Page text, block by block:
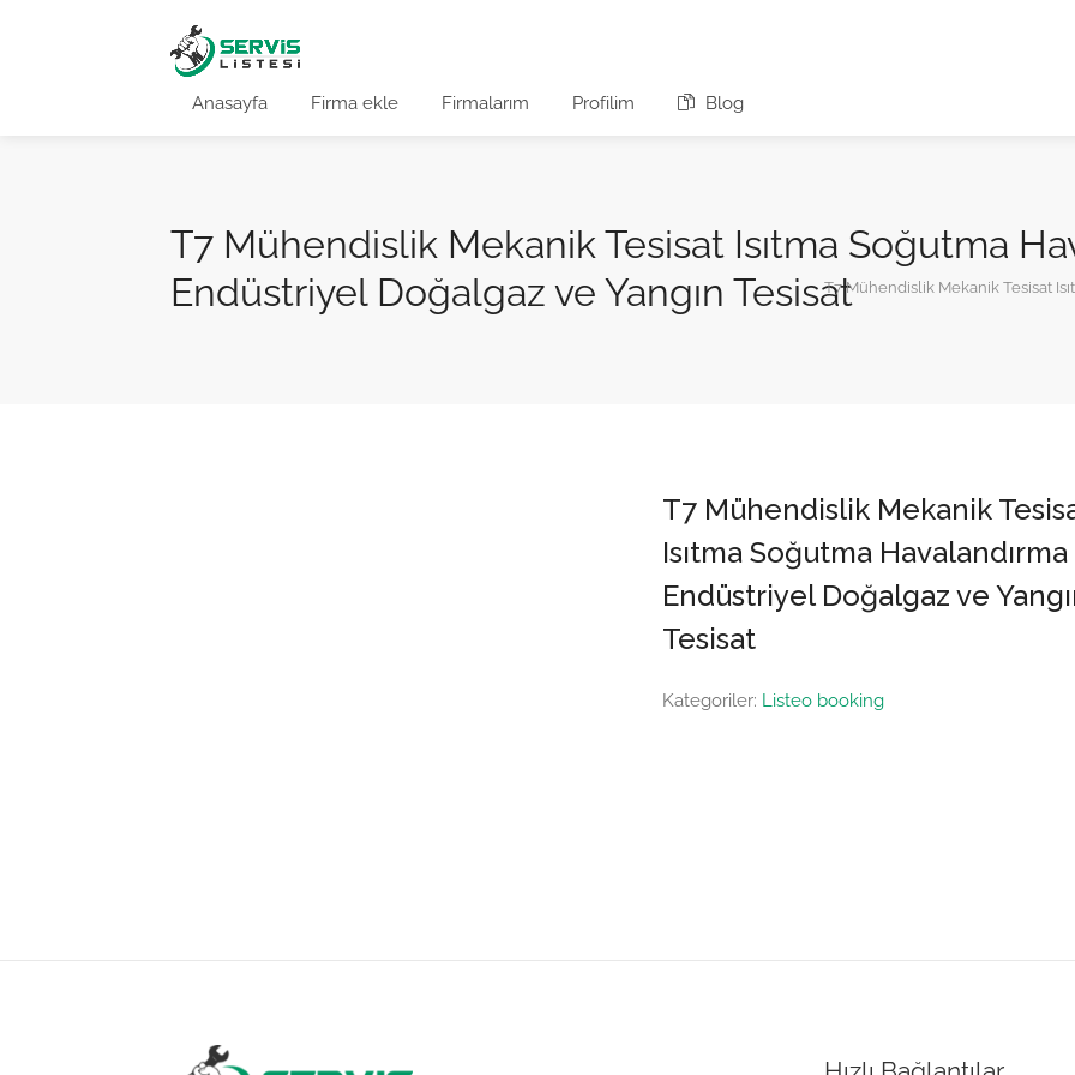
Anasayfa Firma ekle Firmalarım Profilim Blog
T7 Mühendislik Mekanik Tesisat Isıtma Soğutma
Endüstriyel Doğalgaz ve Yangın TesisatT7 Mühendislik Mekanik Tesisat
T7 Mühendislik Mekanik
Isıtma Soğutma Havalandırma
Endüstriyel Doğalgaz ve
Tesisat
Kategoriler: Listeo booking